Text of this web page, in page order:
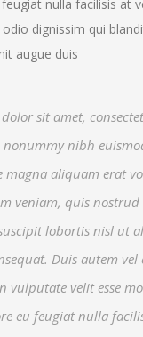
nulla facilisis at
dignissim qui
augue duis
sit amet,
nonummy nibh
magna aliquam erat
veniam, quis nostrud
lobortis nisl ut
Duis autem
vulputate velit esse
eu feugiat nulla